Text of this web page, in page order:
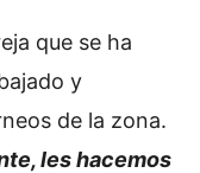
que se ha
y
de la zona.
les hacemos